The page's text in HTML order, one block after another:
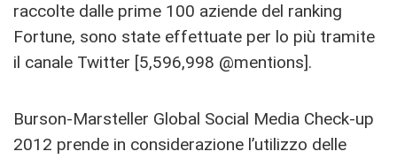
raccolte dalle prime 100 aziende del ranking
Fortune, sono state effettuate per lo più tramite
il canale Twitter [5,596,998 @mentions].
Burson-Marsteller Global Social Media Check-up
2012 prende in considerazione l’utilizzo delle